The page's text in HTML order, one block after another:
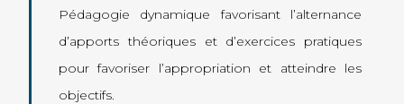
Pédagogie dynamique favorisant l’alternance
d’apports théoriques et d’exercices pratiques
pour favoriser l’appropriation et atteindre les
objectifs.